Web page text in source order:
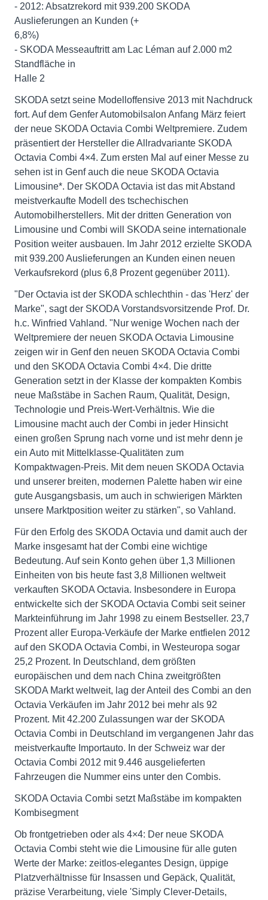
- 2012: Absatzrekord mit 939.200 SKODA
Auslieferungen an Kunden (+
6,8%)
- SKODA Messeauftritt am Lac Léman auf 2.000 m2
Standfläche in
Halle 2
SKODA setzt seine Modelloffensive 2013 mit Nachdruck
fort. Auf dem Genfer Automobilsalon Anfang März feiert
der neue SKODA Octavia Combi Weltpremiere. Zudem
präsentiert der Hersteller die Allradvariante SKODA
Octavia Combi 4×4. Zum ersten Mal auf einer Messe zu
sehen ist in Genf auch die neue SKODA Octavia
Limousine*. Der SKODA Octavia ist das mit Abstand
meistverkaufte Modell des tschechischen
Automobilherstellers. Mit der dritten Generation von
Limousine und Combi will SKODA seine internationale
Position weiter ausbauen. Im Jahr 2012 erzielte SKODA
mit 939.200 Auslieferungen an Kunden einen neuen
Verkaufsrekord (plus 6,8 Prozent gegenüber 2011).
"Der Octavia ist der SKODA schlechthin - das 'Herz' der
Marke", sagt der SKODA Vorstandsvorsitzende Prof. Dr.
h.c. Winfried Vahland. "Nur wenige Wochen nach der
Weltpremiere der neuen SKODA Octavia Limousine
zeigen wir in Genf den neuen SKODA Octavia Combi
und den SKODA Octavia Combi 4×4. Die dritte
Generation setzt in der Klasse der kompakten Kombis
neue Maßstäbe in Sachen Raum, Qualität, Design,
Technologie und Preis-Wert-Verhältnis. Wie die
Limousine macht auch der Combi in jeder Hinsicht
einen großen Sprung nach vorne und ist mehr denn je
ein Auto mit Mittelklasse-Qualitäten zum
Kompaktwagen-Preis. Mit dem neuen SKODA Octavia
und unserer breiten, modernen Palette haben wir eine
gute Ausgangsbasis, um auch in schwierigen Märkten
unsere Marktposition weiter zu stärken", so Vahland.
Für den Erfolg des SKODA Octavia und damit auch der
Marke insgesamt hat der Combi eine wichtige
Bedeutung. Auf sein Konto gehen über 1,3 Millionen
Einheiten von bis heute fast 3,8 Millionen weltweit
verkauften SKODA Octavia. Insbesondere in Europa
entwickelte sich der SKODA Octavia Combi seit seiner
Markteinführung im Jahr 1998 zu einem Bestseller. 23,7
Prozent aller Europa-Verkäufe der Marke entfielen 2012
auf den SKODA Octavia Combi, in Westeuropa sogar
25,2 Prozent. In Deutschland, dem größten
europäischen und dem nach China zweitgrößten
SKODA Markt weltweit, lag der Anteil des Combi an den
Octavia Verkäufen im Jahr 2012 bei mehr als 92
Prozent. Mit 42.200 Zulassungen war der SKODA
Octavia Combi in Deutschland im vergangenen Jahr das
meistverkaufte Importauto. In der Schweiz war der
Octavia Combi 2012 mit 9.446 ausgelieferten
Fahrzeugen die Nummer eins unter den Combis.
SKODA Octavia Combi setzt Maßstäbe im kompakten
Kombisegment
Ob frontgetrieben oder als 4×4: Der neue SKODA
Octavia Combi steht wie die Limousine für alle guten
Werte der Marke: zeitlos-elegantes Design, üppige
Platzverhältnisse für Insassen und Gepäck, Qualität,
präzise Verarbeitung, viele 'Simply Clever-Details,